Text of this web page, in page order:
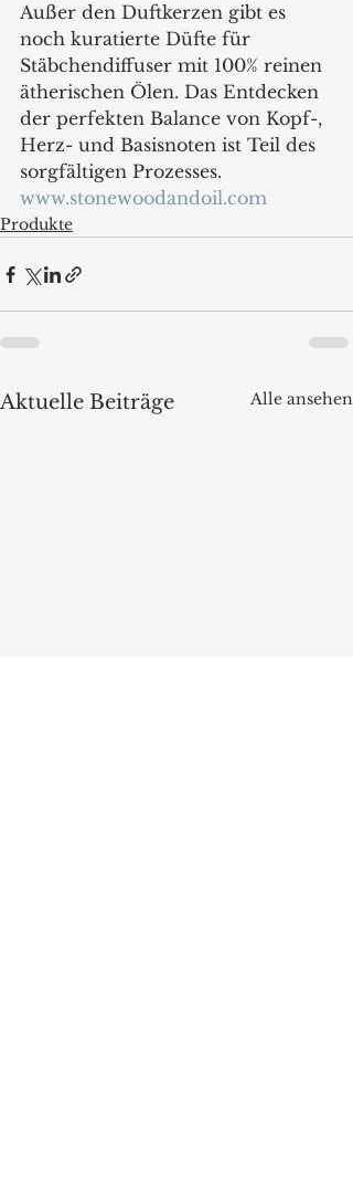
Außer den Duftkerzen gibt es
noch kuratierte Düfte für
Stäbchendiffuser mit 100% reinen
ätherischen Ölen. Das Entdecken
der perfekten Balance von Kopf-,
Herz- und Basisnoten ist Teil des
sorgfältigen Prozesses.
www.stonewoodandoil.com
Produkte
Aktuelle Beiträge Alle ansehen